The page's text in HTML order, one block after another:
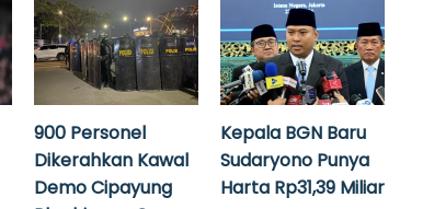
900 Personel
Dikerahkan Kawal
Demo Cipayung
Kepala BGN Baru
Sudaryono Punya
Harta Rp31,39 Miliar